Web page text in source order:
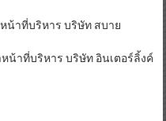
น้าที่บริหาร บริษัท สบาย
าที่บริหาร บริษัท อินเตอร์ลิ้งค์